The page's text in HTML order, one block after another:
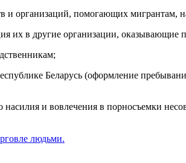
и организаций, помогающих мигрантам,
их в другие организации, оказывающие
Беларусь (оформление
и вовлечения в порносъемки
людьми.